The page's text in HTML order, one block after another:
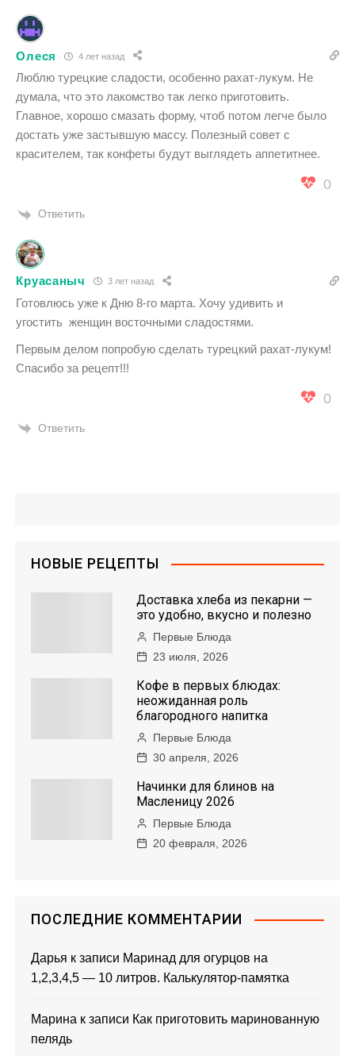
Олеся 4 лет назад
Люблю турецкие сладости, особенно рахат-лукум. Не
думала, что это лакомство так легко приготовить.
Главное, хорошо смазать форму, чтоб потом легче было
достать уже застывшую массу. Полезный совет с
красителем, так конфеты будут выглядеть аппетитнее.
0
Ответить
Круасаныч 3 лет назад
Готовлюсь уже к Дню 8-го марта. Хочу удивить и
угостить женщин восточными сладостями.
Первым делом попробую сделать турецкий рахат-лукум!
Спасибо за рецепт!!!
0
Ответить
НОВЫЕ РЕЦЕПТЫ
Доставка хлеба из пекарни —
это удобно, вкусно и полезно
Первые Блюда
23 июля, 2026
Кофе в первых блюдах:
неожиданная роль
благородного напитка
Первые Блюда
30 апреля, 2026
Начинки для блинов на
Масленицу 2026
Первые Блюда
20 февраля, 2026
ПОСЛЕДНИЕ КОММЕНТАРИИ
Дарья к записи Маринад для огурцов на
1,2,3,4,5 — 10 литров. Калькулятор-памятка
Марина к записи Как приготовить маринованную
пелядь